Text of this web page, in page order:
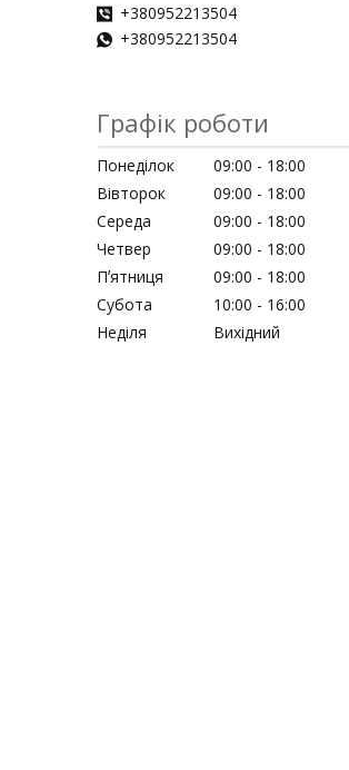
+380952213504
+380952213504
Графік роботи
Понеділок 09:00
18:00
Вівторок
09:00
18:00
Середа
09:00
18:00
Четвер
09:00
18:00
Пʼятниця
09:00
18:00
Субота
10:00
16:00
Неділя
Вихідний